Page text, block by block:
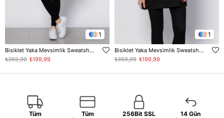
1
Bisiklet Yaka Mevsimlik Sweatshirt - Ekru
₺199,99
₺359,99
1
Bisiklet Yaka Mevsimlik Sweatshirt - Siyah
₺199,99
₺359,99
Tüm
Tüm
256Bit SSL
14 Gün